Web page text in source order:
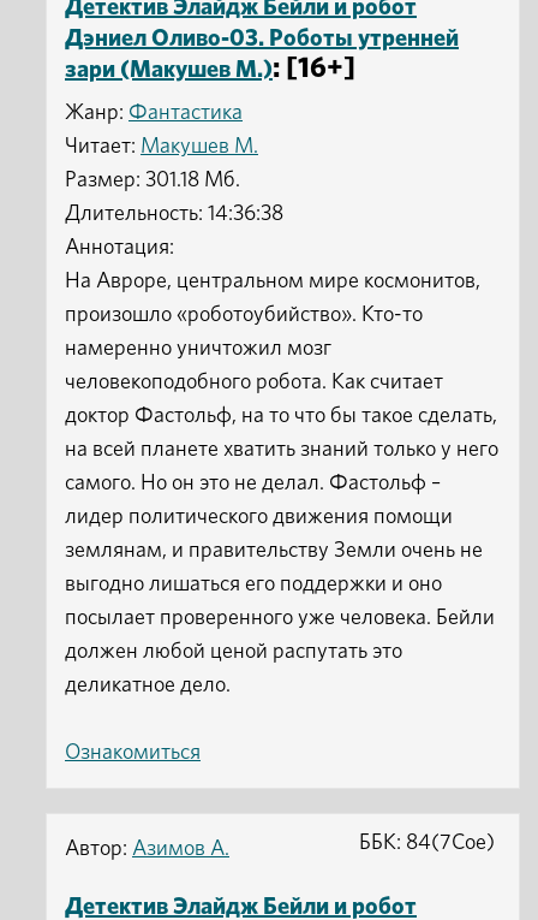
Детектив Элайдж Бейли и робот
Дэниел Оливо-03. Роботы утренней
зари (Макушев М.): [16+]
Жанр: Фантастика
Читает: Макушев М.
Размер: 301.18 Мб.
Длительность: 14:36:38
Аннотация:
На Авроре, центральном мире космонитов,
произошло «роботоубийство». Кто-то
намеренно уничтожил мозг
человекоподобного робота. Как считает
доктор Фастольф, на то что бы такое сделать,
на всей планете хватить знаний только у него
самого. Но он это не делал. Фастольф –
лидер политического движения помощи
землянам, и правительству Земли очень не
выгодно лишаться его поддержки и оно
посылает проверенного уже человека. Бейли
должен любой ценой распутать это
деликатное дело.
Ознакомиться
Автор: Азимов А.
Детектив Элайдж Бейли и робот
ББК: 84(7Сое)